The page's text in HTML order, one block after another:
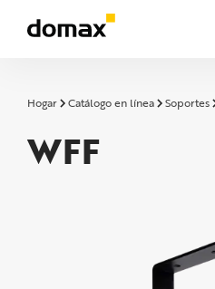
Hogar Catálogo en línea Soportes
WFF